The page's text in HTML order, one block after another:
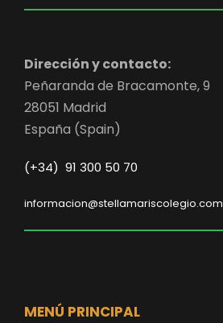
Dirección y contacto:
Peñaranda de Bracamonte, 9
28051 Madrid
España (Spain)
(+34) 91 300 50 70
informacion@stellamariscolegio.com
MENÚ PRINCIPAL